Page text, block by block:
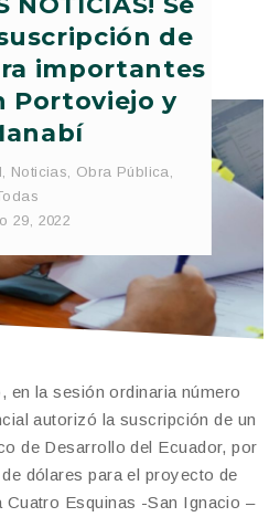
de
importantes
Portoviejo y
Noticias Obra Pública
29, 2022
en la sesión ordinaria número
autorizó la suscripción de un
de Desarrollo del Ecuador, por
dólares para el proyecto de
Cuatro Esquinas -San Ignacio –